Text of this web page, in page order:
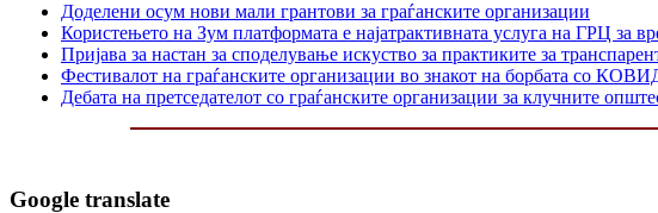
Доделени осум нови мали грантови за граѓанските организации
Користењето на Зум платформата е најатрактивната услуга на ГРЦ за
Пријава за настан за споделување искуство за практиките за
Фестивалот на граѓанските организации во знакот на борбата со
Дебата на претседателот со граѓанските организации за клучните
Google translate